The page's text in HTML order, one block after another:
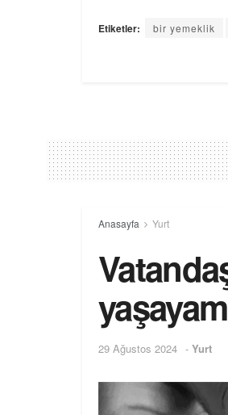
Etiketler: bir yemeklik
Anasayfa Yurt
29 Ağustos 2024 - Yurt